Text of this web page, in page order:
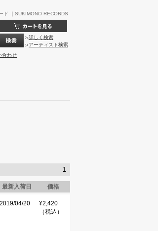
ド ｜SUKIMONO RECORDS
詳しく検索
アーティスト検索
合わせ
1
最新入荷日 価格
2019/04/20
¥2,420
（税込）